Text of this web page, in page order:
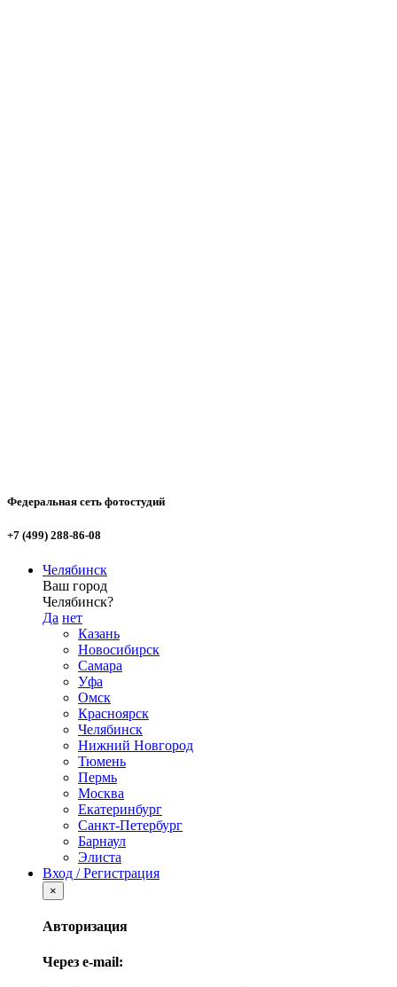
Федеральная сеть фотостудий
+7 (499) 288-86-08
Челябинск
Ваш город
Челябинск?
Да нет
Казань
Новосибирск
Самара
Уфа
Омск
Красноярск
Челябинск
Нижний Новгород
Тюмень
Пермь
Москва
Екатеринбург
Санкт-Петербург
Барнаул
Элиста
Вход / Регистрация
×
Авторизация
Через e-mail: